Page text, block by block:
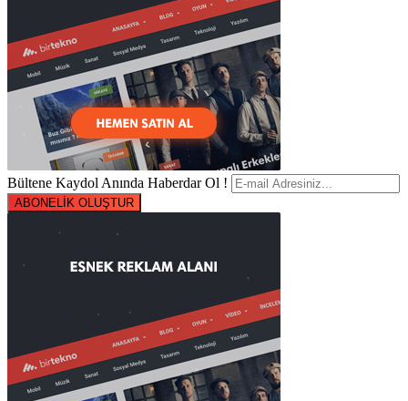
Bültene Kaydol Anında Haberdar Ol !
ABONELİK OLUŞTUR